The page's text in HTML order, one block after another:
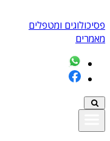
פסיכולוגים ומטפלים
מאמרים